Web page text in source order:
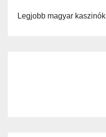
Legjobb magyar kaszinók